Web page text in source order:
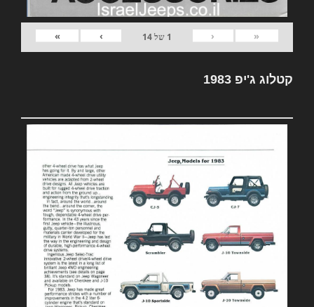
«
‹
1 של14
›
»
קטלוג ג'יפ 1983